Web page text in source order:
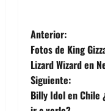
N
a
v
Anterior:
Fotos de King
Lizard Wizard en
Siguiente:
Billy Idol en Chile